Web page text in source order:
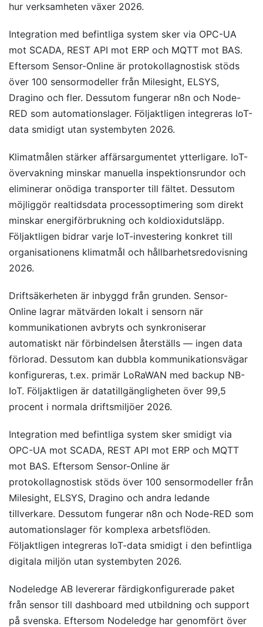
hur verksamheten växer 2026.
Integration med befintliga system sker via OPC-UA
mot SCADA, REST API mot ERP och MQTT mot BAS.
Eftersom Sensor-Online är protokollagnostisk stöds
över 100 sensormodeller från Milesight, ELSYS,
Dragino och fler. Dessutom fungerar n8n och Node-
RED som automationslager. Följaktligen integreras IoT-
data smidigt utan systembyten 2026.
Klimatmålen stärker affärsargumentet ytterligare. IoT-
övervakning minskar manuella inspektionsrundor och
eliminerar onödiga transporter till fältet. Dessutom
möjliggör realtidsdata processoptimering som direkt
minskar energiförbrukning och koldioxidutsläpp.
Följaktligen bidrar varje IoT-investering konkret till
organisationens klimatmål och hållbarhetsredovisning
2026.
Driftsäkerheten är inbyggd från grunden. Sensor-
Online lagrar mätvärden lokalt i sensorn när
kommunikationen avbryts och synkroniserar
automatiskt när förbindelsen återställs — ingen data
förlorad. Dessutom kan dubbla kommunikationsvägar
konfigureras, t.ex. primär LoRaWAN med backup NB-
IoT. Följaktligen är datatillgängligheten över 99,5
procent i normala driftsmiljöer 2026.
Integration med befintliga system sker smidigt via
OPC-UA mot SCADA, REST API mot ERP och MQTT
mot BAS. Eftersom Sensor-Online är
protokollagnostisk stöds över 100 sensormodeller från
Milesight, ELSYS, Dragino och andra ledande
tillverkare. Dessutom fungerar n8n och Node-RED som
automationslager för komplexa arbetsflöden.
Följaktligen integreras IoT-data smidigt i den befintliga
digitala miljön utan systembyten 2026.
Nodeledge AB levererar färdigkonfigurerade paket
från sensor till dashboard med utbildning och support
på svenska. Eftersom Nodeledge har genomfört över